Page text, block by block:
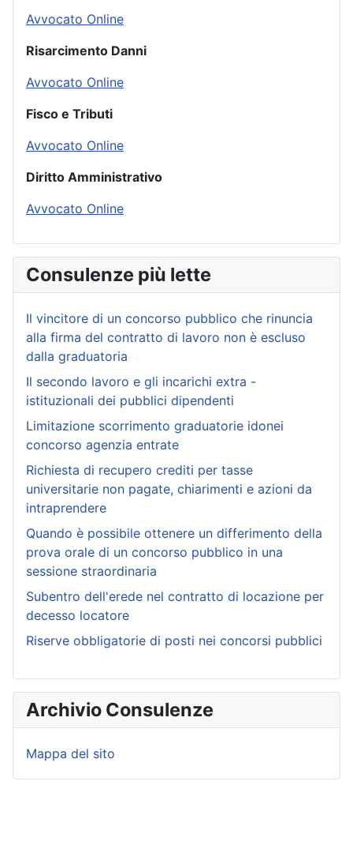
Avvocato Online
Risarcimento Danni
Avvocato Online
Fisco e Tributi
Avvocato Online
Diritto Amministrativo
Avvocato Online
Consulenze più lette
Il vincitore di un concorso pubblico che rinuncia
alla firma del contratto di lavoro non è escluso
dalla graduatoria
Il secondo lavoro e gli incarichi extra -
istituzionali dei pubblici dipendenti
Limitazione scorrimento graduatorie idonei
concorso agenzia entrate
Richiesta di recupero crediti per tasse
universitarie non pagate, chiarimenti e azioni da
intraprendere
Quando è possibile ottenere un differimento della
prova orale di un concorso pubblico in una
sessione straordinaria
Subentro dell'erede nel contratto di locazione per
decesso locatore
Riserve obbligatorie di posti nei concorsi pubblici
Archivio Consulenze
Mappa del sito